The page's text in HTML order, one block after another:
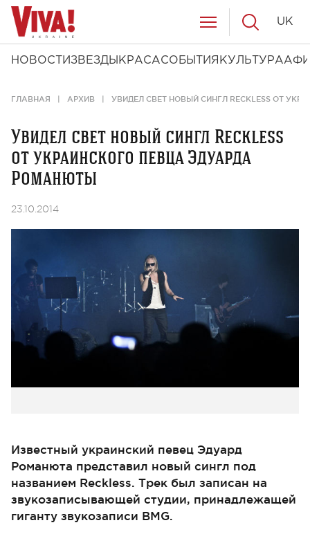
НОВОСТИ ЗВЕЗДЫ КРАСАСОБЫТИЯ КУЛЬТУРА
UK
ГЛАВНАЯ АРХИВ УВИДЕЛ СВЕТ НОВЫЙ СИНГЛ RECKLESS ОТ
Увидел свет новый сингл Reckless
от украинского певца Эдуарда
Романюты
23.10.2014
Известный украинский певец Эдуард
Романюта представил новый сингл под
названием Reckless. Трек был записан на
звукозаписывающей студии, принадлежащей
гиганту звукозаписи BMG.